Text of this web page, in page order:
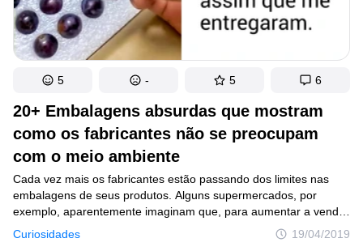
20+ Embalagens absurdas que mostram
como os fabricantes não se preocupam
com o meio ambiente
Curiosidades 19/04/2019
Cada vez mais os fabricantes estão passando dos limites nas
embalagens de seus produtos. Alguns supermercados, por
exemplo, aparentemente imaginam que, para aumentar a venda
de bananas, as frutas precisam ser embaladas individualmente
ou sem a casca, mas sempre vendidas com plástico. O mesmo
5 - 5 6